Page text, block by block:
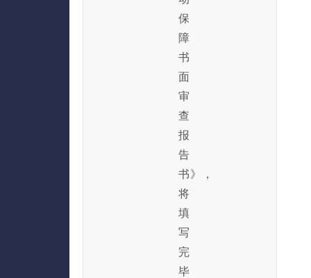
保
障
书
面
审
查
报
告
书》，
将
填
写
完
毕